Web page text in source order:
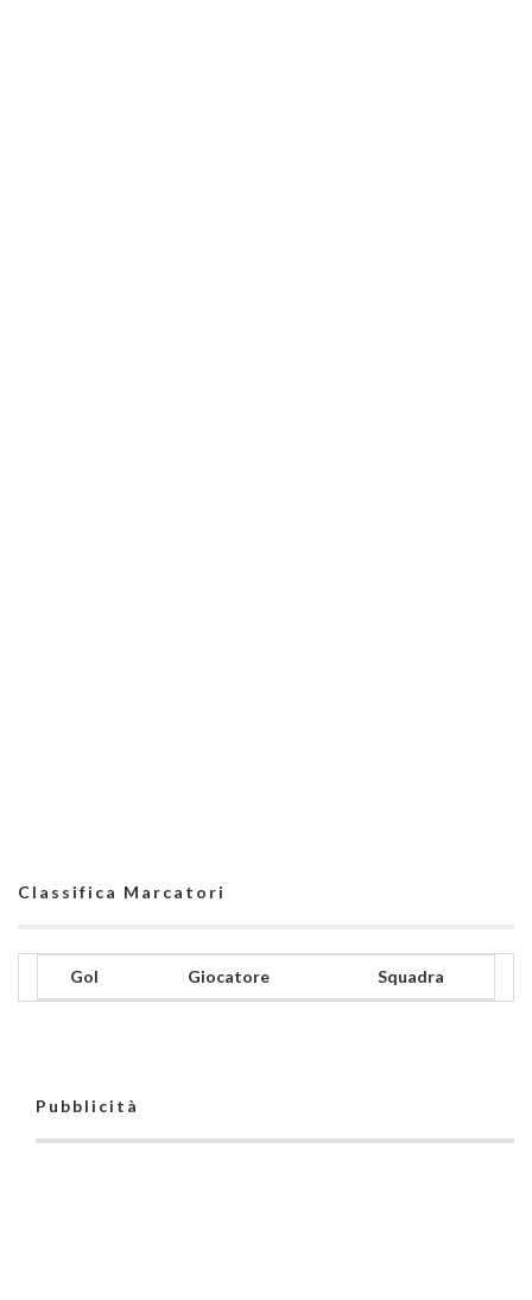
Classifica Marcatori
Gol Giocatore Squadra
Pubblicità